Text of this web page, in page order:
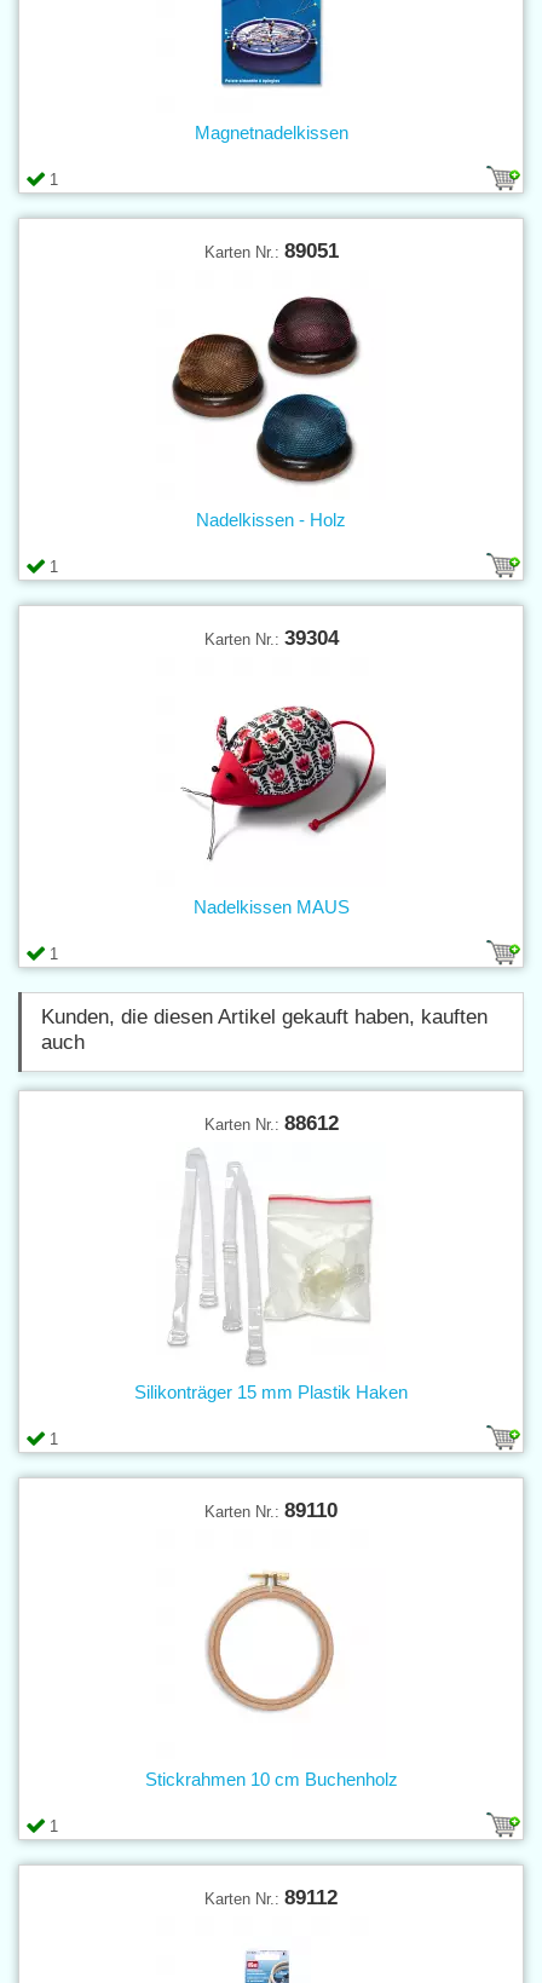
1
Magnetnadelkissen
Karten Nr.: 89051
1
Nadelkissen - Holz
Karten Nr.: 39304
1
Nadelkissen MAUS
Kunden, die diesen Artikel gekauft haben, kauften
auch
Karten Nr.: 88612
1
Silikonträger 15 mm Plastik Haken
Karten Nr.: 89110
1
Stickrahmen 10 cm Buchenholz
Karten Nr.: 89112